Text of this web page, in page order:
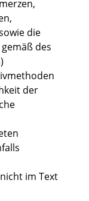
die
des
der
im Text